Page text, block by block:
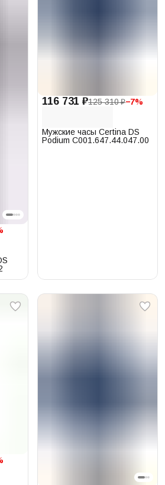
116 731 ₽125 310 ₽−7%
Мужские часы Certina DS
Podium C001.647.44.047.00